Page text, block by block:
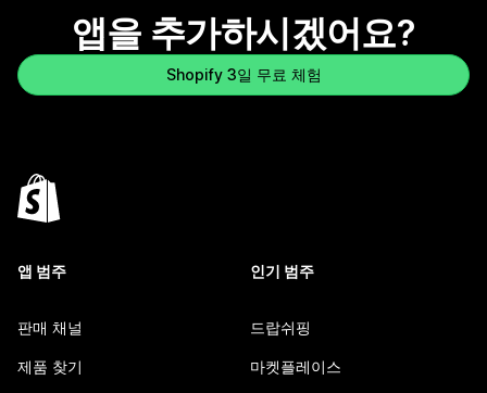
앱을 추가하시겠어요?
Shopify 3일 무료 체험
앱 범주
판매 채널
제품 찾기
인기 범주
드랍쉬핑
마켓플레이스